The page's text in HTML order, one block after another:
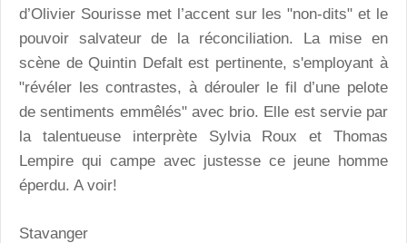
d’Olivier Sourisse met l’accent sur les "non-dits" et le
pouvoir salvateur de la réconciliation. La mise en
scène de Quintin Defalt est pertinente, s'employant à
"révéler les contrastes, à dérouler le fil d’une pelote
de sentiments emmêlés" avec brio. Elle est servie par
la talentueuse interprète Sylvia Roux et Thomas
Lempire qui campe avec justesse ce jeune homme
éperdu. A voir!
Stavanger